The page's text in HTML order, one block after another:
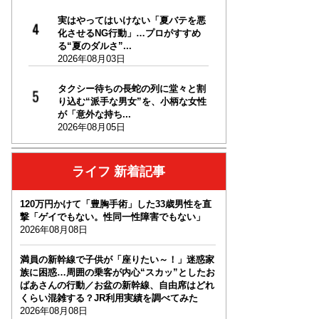
実はやってはいけない「夏バテを悪
化させるNG行動」…プロがすすめ
る“夏のダルさ”...
2026年08月03日
タクシー待ちの長蛇の列に堂々と割
り込む“派手な男女”を、小柄な女性
が「意外な持ち...
2026年08月05日
ライフ 新着記事
120万円かけて「豊胸手術」した33歳男性を直
撃「ゲイでもない。性同一性障害でもない」
2026年08月08日
満員の新幹線で子供が「座りたい～！」迷惑家
族に困惑…周囲の乗客が内心“スカッ”としたお
ばあさんの行動／お盆の新幹線、自由席はどれ
くらい混雑する？JR利用実績を調べてみた
2026年08月08日